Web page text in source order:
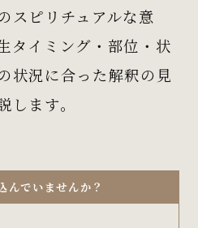
スピリチュアルな意
タイミング・部位・状
状況に合った解釈の見
ます。
んでいませんか？